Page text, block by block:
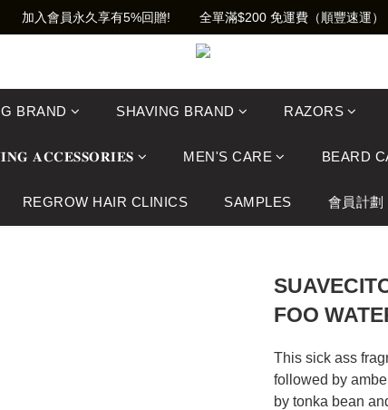
加入會員永久享有5%回贈!        全單滿$200 免運費（順豐速運）
BRAND SHAVING BRAND RAZORS
𝐀𝐂𝐂𝐄𝐒𝐒𝐎𝐑𝐈𝐄𝐒 MEN'S CARE BEARD
REGROW HAIR CLINICS SAMPLES 會員計劃
FOO
This sick ass
followed by
by tonka bean